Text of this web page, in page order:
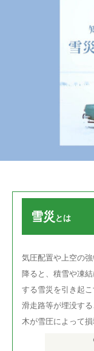
雪災 とは
気圧配置や上空の
降ると、積雪や凍
する雪災を引き起
滑走路等が埋没す
木が雪圧によって